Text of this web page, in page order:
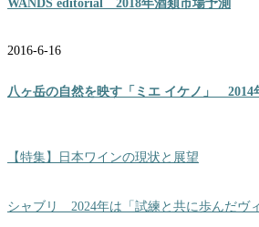
WANDS editorial 2018年酒類市場予測
2016-6-16
八ヶ岳の自然を映す「ミエ イケノ」 2014
【特集】日本ワインの現状と展望
シャブリ 2024年は「試練と共に歩んだヴ